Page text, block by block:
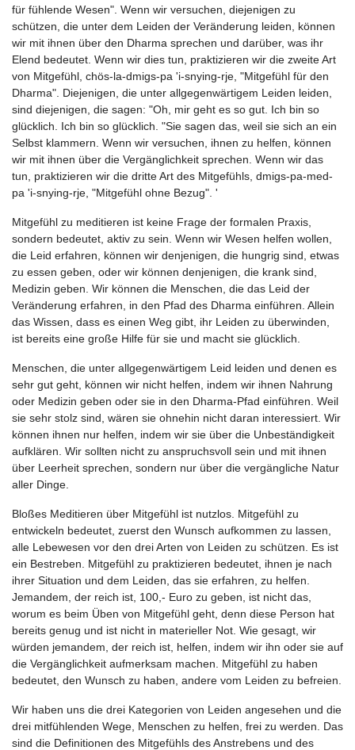
für fühlende Wesen". Wenn wir versuchen, diejenigen zu
schützen, die unter dem Leiden der Veränderung leiden, können
wir mit ihnen über den Dharma sprechen und darüber, was ihr
Elend bedeutet. Wenn wir dies tun, praktizieren wir die zweite Art
von Mitgefühl, chös-la-dmigs-pa 'i-snying-rje, "Mitgefühl für den
Dharma". Diejenigen, die unter allgegenwärtigem Leiden leiden,
sind diejenigen, die sagen: "Oh, mir geht es so gut. Ich bin so
glücklich. Ich bin so glücklich. "Sie sagen das, weil sie sich an ein
Selbst klammern. Wenn wir versuchen, ihnen zu helfen, können
wir mit ihnen über die Vergänglichkeit sprechen. Wenn wir das
tun, praktizieren wir die dritte Art des Mitgefühls, dmigs-pa-med-
pa 'i-snying-rje, "Mitgefühl ohne Bezug". '
Mitgefühl zu meditieren ist keine Frage der formalen Praxis,
sondern bedeutet, aktiv zu sein. Wenn wir Wesen helfen wollen,
die Leid erfahren, können wir denjenigen, die hungrig sind, etwas
zu essen geben, oder wir können denjenigen, die krank sind,
Medizin geben. Wir können die Menschen, die das Leid der
Veränderung erfahren, in den Pfad des Dharma einführen. Allein
das Wissen, dass es einen Weg gibt, ihr Leiden zu überwinden,
ist bereits eine große Hilfe für sie und macht sie glücklich.
Menschen, die unter allgegenwärtigem Leid leiden und denen es
sehr gut geht, können wir nicht helfen, indem wir ihnen Nahrung
oder Medizin geben oder sie in den Dharma-Pfad einführen. Weil
sie sehr stolz sind, wären sie ohnehin nicht daran interessiert. Wir
können ihnen nur helfen, indem wir sie über die Unbeständigkeit
aufklären. Wir sollten nicht zu anspruchsvoll sein und mit ihnen
über Leerheit sprechen, sondern nur über die vergängliche Natur
aller Dinge.
Bloßes Meditieren über Mitgefühl ist nutzlos. Mitgefühl zu
entwickeln bedeutet, zuerst den Wunsch aufkommen zu lassen,
alle Lebewesen vor den drei Arten von Leiden zu schützen. Es ist
ein Bestreben. Mitgefühl zu praktizieren bedeutet, ihnen je nach
ihrer Situation und dem Leiden, das sie erfahren, zu helfen.
Jemandem, der reich ist, 100,- Euro zu geben, ist nicht das,
worum es beim Üben von Mitgefühl geht, denn diese Person hat
bereits genug und ist nicht in materieller Not. Wie gesagt, wir
würden jemandem, der reich ist, helfen, indem wir ihn oder sie auf
die Vergänglichkeit aufmerksam machen. Mitgefühl zu haben
bedeutet, den Wunsch zu haben, andere vom Leiden zu befreien.
Wir haben uns die drei Kategorien von Leiden angesehen und die
drei mitfühlenden Wege, Menschen zu helfen, frei zu werden. Das
sind die Definitionen des Mitgefühls des Anstrebens und des